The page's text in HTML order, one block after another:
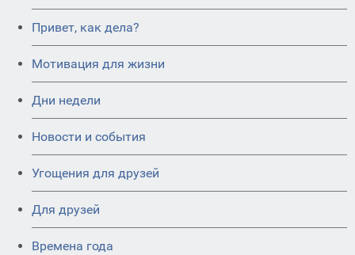
Привет, как дела?
Мотивация для жизни
Дни недели
Новости и события
Угощения для друзей
Для друзей
Времена года